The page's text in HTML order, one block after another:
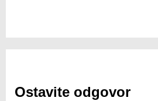
Ostavite odgovor